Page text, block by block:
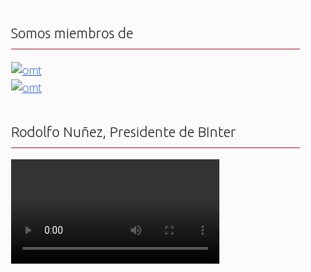
Somos miembros de
Rodolfo Nuñez, Presidente de BInter